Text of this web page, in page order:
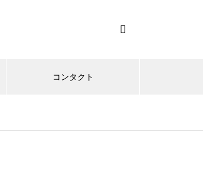
コンタクト